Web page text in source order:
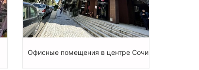
Офисные помещения в центре Сочи